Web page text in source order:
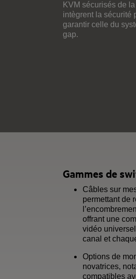
KVM sécurisés de
intègrent la sécurité
garantir celle du
gap.
Gammes de
Câbles sur
permettant de
offrant une
vidéo
canal et
Options de
novatrices,
compatibles